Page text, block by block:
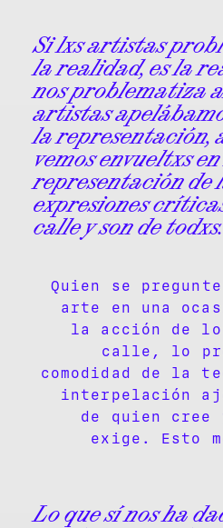
Si lxs artistas
la realidad, es la
nos problematiza
artistas
la representación,
vemos envueltxs
representación de
expresiones
calle y son de todxs.
Quien se
arte en una
la acción de
calle, lo
comodidad de la
interpelación
de quien cree
exige. Esto
Lo que sí nos ha